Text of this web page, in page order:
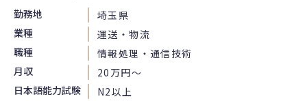
勤務地
埼玉県
業種
運送・物流
職種
情報処理・通信技術
月収
20万円〜
日本語能力試験
N2以上